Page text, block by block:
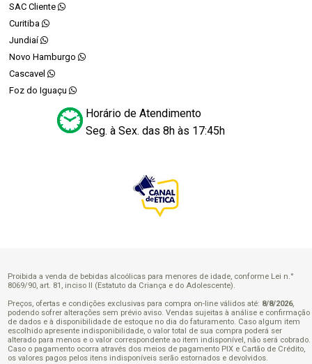
SAC Cliente
Curitiba
Jundiaí
Novo Hamburgo
Cascavel
Foz do Iguaçu
Horário de Atendimento
Seg. à Sex. das 8h às 17:45h
Proibida a venda de bebidas alcoólicas para menores de idade, conforme Lei n.°
8069/90, art. 81, inciso II (Estatuto da Criança e do Adolescente).
Preços, ofertas e condições exclusivas para compra on-line válidos até: 8/8/2026,
podendo sofrer alterações sem prévio aviso. Vendas sujeitas à análise e confirmação
de dados e à disponibilidade de estoque no dia do faturamento. Caso algum item
escolhido apresente indisponibilidade, o valor total de sua compra poderá ser
alterado para menos e o valor correspondente ao item indisponível, não será cobrado.
Caso o pagamento ocorra através dos meios de pagamento PIX e Cartão de Crédito,
os valores pagos pelos itens indisponíveis serão estornados e devolvidos.